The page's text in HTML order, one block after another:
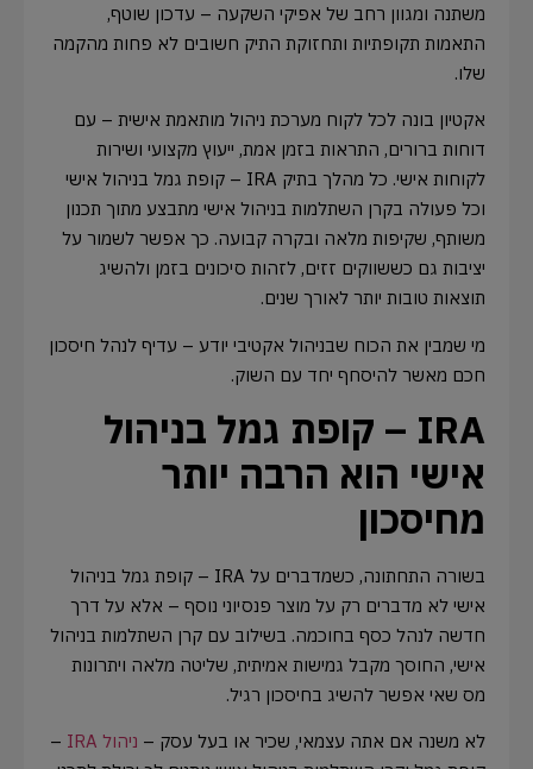
משתנה ומגוון רחב של אפיקי השקעה – עדכון שוטף,
התאמות תקופתיות ותחזוקת התיק חשובים לא פחות מהקמה
שלו.
אקטיון בונה לכל לקוח מערכת ניהול מותאמת אישית – עם
דוחות ברורים, התראות בזמן אמת, ייעוץ מקצועי ושירות
לקוחות אישי. כל מהלך בתיק IRA – קופת גמל בניהול אישי
וכל פעולה בקרן השתלמות בניהול אישי מתבצע מתוך תכנון
משותף, שקיפות מלאה ובקרה קבועה. כך אפשר לשמור על
יציבות גם כששווקים זזים, לזהות סיכונים בזמן ולהשיג
תוצאות טובות יותר לאורך שנים.
מי שמבין את הכוח שבניהול אקטיבי יודע – עדיף לנהל חיסכון
חכם מאשר להיסחף יחד עם השוק.
IRA – קופת גמל בניהול
אישי הוא הרבה יותר
מחיסכון
בשורה התחתונה, כשמדברים על IRA – קופת גמל בניהול
אישי לא מדברים רק על מוצר פנסיוני נוסף – אלא על דרך
חדשה לנהל כסף בחוכמה. בשילוב עם קרן השתלמות בניהול
אישי, החוסך מקבל גמישות אמיתית, שליטה מלאה ויתרונות
מס שאי אפשר להשיג בחיסכון רגיל.
לא משנה אם אתה עצמאי, שכיר או בעל עסק – ניהול IRA
–